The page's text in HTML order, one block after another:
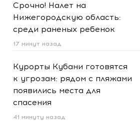
Срочно! Налет на
Нижегородскую область:
среди раненых ребенок
17 минут назад
Курорты Кубани готовятся
к угрозам: рядом с пляжами
появились места для
спасения
41 минуту назад